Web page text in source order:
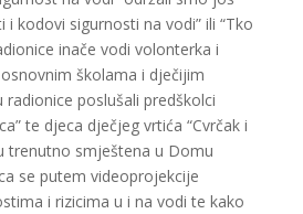
i kodovi sigurnosti na vodi” ili “Tko
inače vodi volonterka i
školama i dječijim
poslušali predškolci
te djeca dječjeg vrtića “Cvrčak i
trenutno smještena u Domu
se putem videoprojekcije
i rizicima u i na vodi te kako